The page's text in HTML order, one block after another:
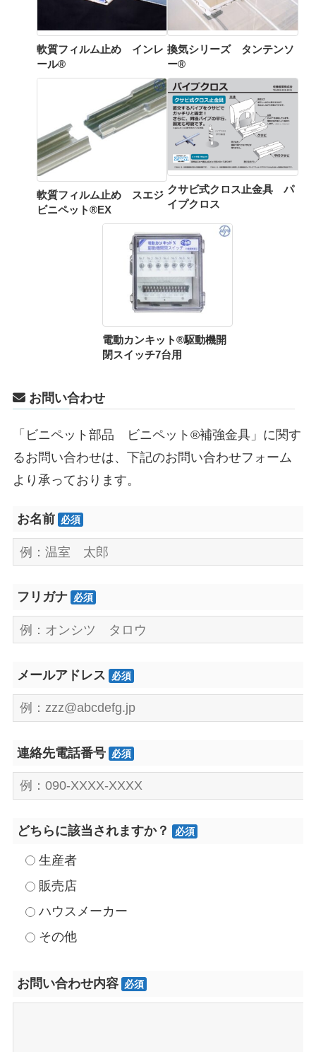
軟質フィルム止め インレ
ール®
換気シリーズ タンテンソ
ー®
軟質フィルム止め スエジ
ビニペット®EX
クサビ式クロス止金具 パ
イプクロス
電動カンキット®駆動機開
閉スイッチ7台用
お問い合わせ
「ビニペット部品 ビニペット®補強金具」に関す
るお問い合わせは、下記のお問い合わせフォーム
より承っております。
お名前 必須
フリガナ 必須
メールアドレス 必須
連絡先電話番号 必須
どちらに該当されますか？ 必須
生産者
販売店
ハウスメーカー
その他
お問い合わせ内容 必須